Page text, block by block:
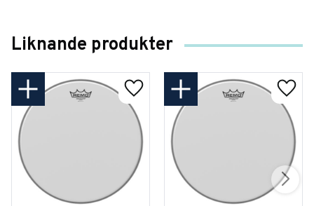
Liknande produkter